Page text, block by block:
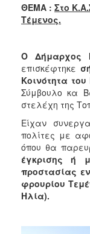
2013
2010
2006
ΤΟΠΟΣ
ΠΟΛΙΤΙΣΜΟΣ
ΠΟΛΗ
ΘΕΜΑ : Στο
Τέμενος.
Ο Δήμαρχος
επισκέφτηκε
Κοινότητα
Σύμβουλο κα
στελέχη της
Είχαν
πολίτες με
όπου θα
έγκρισης ή
προστασίας
φρουρίου
Ηλία).